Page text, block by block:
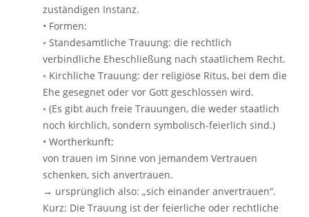
zuständigen Instanz.
• Formen:
◦ Standesamtliche Trauung: die rechtlich
verbindliche Eheschließung nach staatlichem Recht.
◦ Kirchliche Trauung: der religiöse Ritus, bei dem die
Ehe gesegnet oder vor Gott geschlossen wird.
◦ (Es gibt auch freie Trauungen, die weder staatlich
noch kirchlich, sondern symbolisch-feierlich sind.)
• Wortherkunft:
von trauen im Sinne von jemandem Vertrauen
schenken, sich anvertrauen.
→ ursprünglich also: „sich einander anvertrauen“.
Kurz: Die Trauung ist der feierliche oder rechtliche